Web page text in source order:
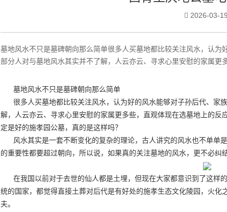
2026-03-
墓地风水不只是墓碑朝向那么简单很多人买墓地都比较关注风水，认
部分人对与墓地风水其实并不了解，人云亦云、寻求心里安慰的家属更
墓地风水不只是墓碑朝向那么简单
很多人买墓地都比较关注风水，认为好的风水能够对子孙后代、家
解，人云亦云、寻求心里安慰的家属更多些，直观体现在选墓地上的反
定是好的施孝园公墓，真的是这样吗？
风水其实是一套不断变化的复杂的理论，古人讲究的风水也不单单
的重要性都要超过朝向，所以说，如果真的关注墓地的风水，更不必纠
在我国以前对于去世的仙人都是土埋，但现在大家都意识到了这样
统的国家，都觉得直接土葬对后代是有好处的施孝生态文化陵园 ，火化
夫。